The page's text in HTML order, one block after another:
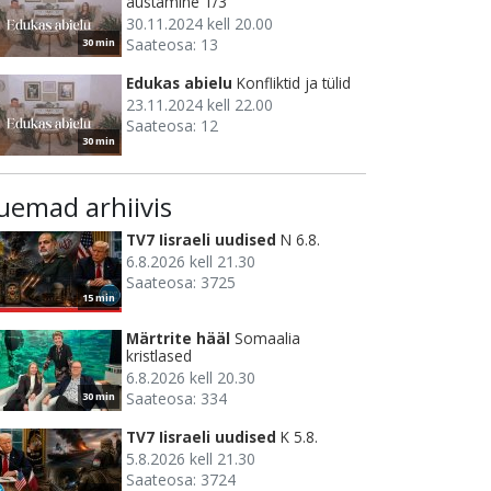
30 min
30.11.2024 kell 20.00
Saateosa: 13
30 min
Edukas abielu Konfliktid ja tülid
23.11.2024 kell 22.00
Saateosa: 12
arhiivis
15 min
TV7 Iisraeli uudised N 6.8.
6.8.2026 kell 21.30
Saateosa: 3725
30 min
Märtrite hääl Somaalia
kristlased
6.8.2026 kell 20.30
Saateosa: 334
TV7 Iisraeli uudised K 5.8.
5.8.2026 kell 21.30
Saateosa: 3724